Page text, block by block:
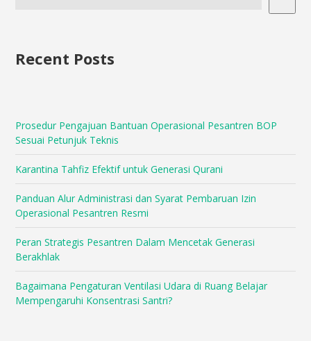
Recent Posts
Prosedur Pengajuan Bantuan Operasional Pesantren BOP
Sesuai Petunjuk Teknis
Karantina Tahfiz Efektif untuk Generasi Qurani
Panduan Alur Administrasi dan Syarat Pembaruan Izin
Operasional Pesantren Resmi
Peran Strategis Pesantren Dalam Mencetak Generasi
Berakhlak
Bagaimana Pengaturan Ventilasi Udara di Ruang Belajar
Mempengaruhi Konsentrasi Santri?